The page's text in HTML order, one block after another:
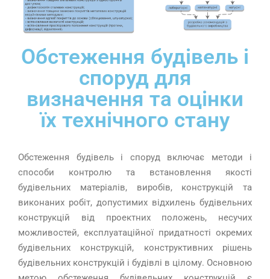
Обстеження будівель і
споруд для
визначення та оцінки
їх технічного стану
Обстеження будівель і споруд включає методи і
способи контролю та встановлення якості
будівельних матеріалів, виробів, конструкцій та
виконаних робіт, допустимих відхилень будівельних
конструкцій від проектних положень, несучих
можливостей, експлуатаційної придатності окремих
будівельних конструкцій, конструктивних рішень
будівельних конструкцій і будівлі в цілому. Основною